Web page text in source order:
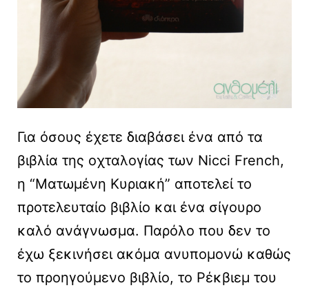
Για όσους έχετε διαβάσει ένα από τα
βιβλία της οχταλογίας των Nicci French,
η “Ματωμένη Κυριακή” αποτελεί το
προτελευταίο βιβλίο και ένα σίγουρο
καλό ανάγνωσμα. Παρόλο που δεν το
έχω ξεκινήσει ακόμα ανυπομονώ καθώς
το προηγούμενο βιβλίο, το Ρέκβιεμ του